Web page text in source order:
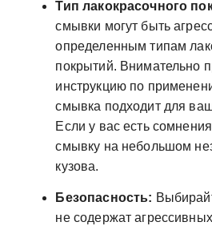
Тип лакокрасочного
смывки могут быть
определенным типам
покрытий. Внимательно
инструкцию по
смывка подходит для
Если у вас есть
смывку на небольшом
кузова.
Безопасность:
не содержат